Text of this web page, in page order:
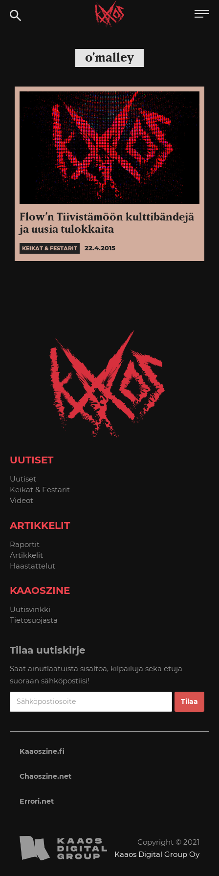
Siirry
suoraan
Kaaoszine
o’malley
Flow’n Tiivistämöön kulttibändejä
ja uusia tulokkaita
KEIKAT & FESTARIT 22.4.2015
UUTISET
Uutiset
Keikat & Festarit
Videot
ARTIKKELIT
Raportit
Artikkelit
Haastattelut
KAAOSZINE
Uutisvinkki
Tietosuojasta
Tilaa uutiskirje
Saat ainutlaatuista sisältöä, kilpailuja sekä etuja
suoraan sähköpostiisi!
Kaaoszine.fi
Chaoszine.net
Errori.net
Copyright © 2021
Kaaos Digital Group Oy